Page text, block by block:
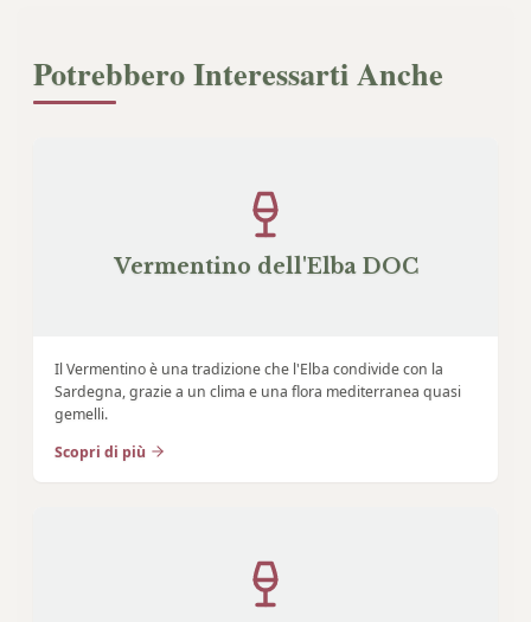
Potrebbero Interessarti Anche
Vermentino dell'Elba DOC
Il Vermentino è una tradizione che l'Elba condivide con la
Sardegna, grazie a un clima e una flora mediterranea quasi
gemelli.
Scopri di più